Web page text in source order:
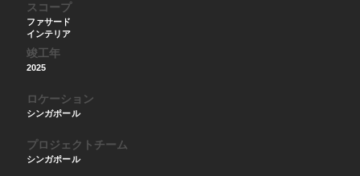
スコープ
ファサード
インテリア
竣工年
2025
ロケーション
シンガポール
プロジェクトチーム
シンガポール